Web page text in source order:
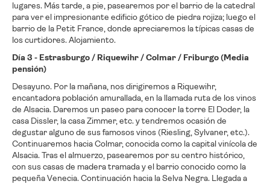
lugares. Más tarde, a pie, pasearemos por el barrio de la catedral
para ver el impresionante edificio gótico de piedra rojiza; luego el
barrio de la Petit France, donde apreciaremos la típicas casas de
los curtidores. Alojamiento.
Día 3 - Estrasburgo / Riquewihr / Colmar / Friburgo (Media
pensión)
Desayuno. Por la mañana, nos dirigiremos a Riquewihr,
encantadora población amurallada, en la llamada ruta de los vinos
de Alsacia. Daremos un paseo para conocer la torre El Doder, la
casa Dissler, la casa Zimmer, etc. y tendremos ocasión de
degustar alguno de sus famosos vinos (Riesling, Sylvaner, etc.).
Continuaremos hacia Colmar, conocida como la capital vinícola de
Alsacia. Tras el almuerzo, pasearemos por su centro histórico,
con sus casas de madera tramada y el barrio conocido como la
pequeña Venecia. Continuación hacia la Selva Negra. Llegada a